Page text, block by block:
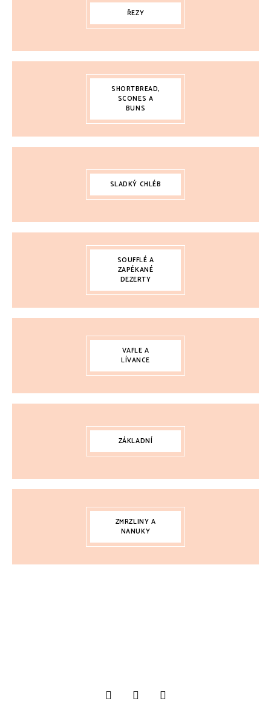
ŘEZY
SHORTBREAD,
SCONES A
BUNS
SLADKÝ CHLÉB
SOUFFLÉ A
ZAPÉKANÉ
DEZERTY
VAFLE A
LÍVANCE
ZÁKLADNÍ
ZMRZLINY A
NANUKY